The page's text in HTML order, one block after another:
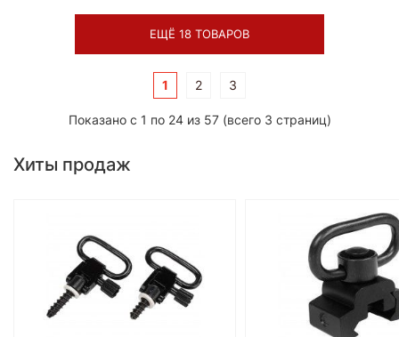
ЕЩЁ 18 ТОВАРОВ
1 2 3
Показано с 1 по 24 из 57 (всего 3 страниц)
Хиты продаж